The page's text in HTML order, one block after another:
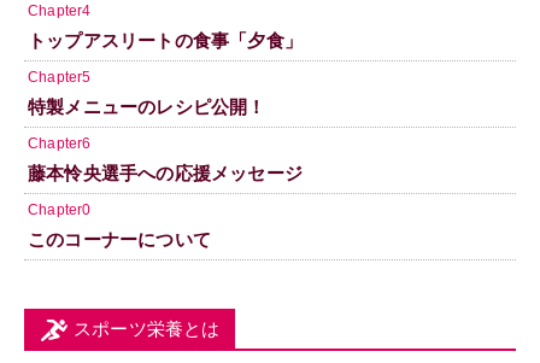
Chapter4
トップアスリートの食事「夕食」
Chapter5
特製メニューのレシピ公開！
Chapter6
藤本怜央選手への応援メッセージ
Chapter0
このコーナーについて
スポーツ栄養とは